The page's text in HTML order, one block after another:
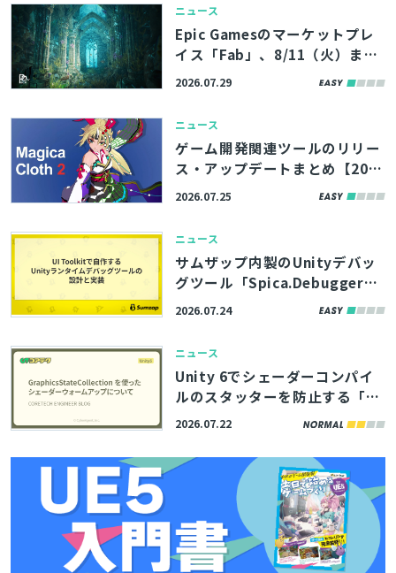
ニュース
Epic Gamesのマーケットプレ
イス「Fab」、8/11（火）まで
の期間限定で無料コンテンツを
3製品
2026.07.29
ニュース
ゲーム開発関連ツールのリリー
ス・アップデートまとめ【202
6/7/25】
2026.07.25
ニュース
サムザップ内製のUnityデバッ
グツール「Spica.Debugger」
はUI Toolkitで構築。高い拡張
2026.07.24
ニュース
Unity 6でシェーダーコンパイ
ルのスタッターを防止する「Gr
aphicsStateCollection」の活
「コアテク」がブログ記事で解
2026.07.22